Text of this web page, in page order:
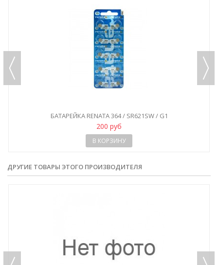
БАТАРЕЙКА RENATA 364 / SR621SW / G1
200 руб
В КОРЗИНУ
ДРУГИЕ ТОВАРЫ ЭТОГО ПРОИЗВОДИТЕЛЯ